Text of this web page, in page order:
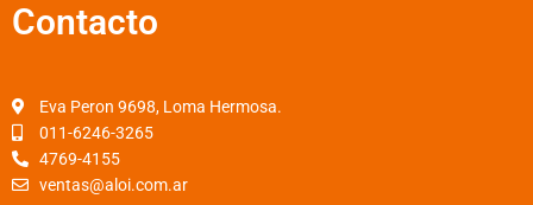
o
r
Contacto
Eva Peron 9698, Loma Hermosa.
011-6246-3265
4769-4155
ventas@aloi.com.ar